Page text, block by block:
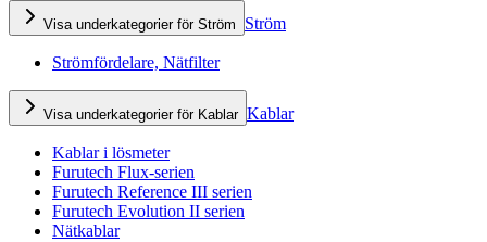
Visa underkategorier för Ström Ström
Strömfördelare, Nätfilter
Visa underkategorier för Kablar Kablar
Kablar i lösmeter
Furutech Flux-serien
Furutech Reference III serien
Furutech Evolution II serien
Nätkablar